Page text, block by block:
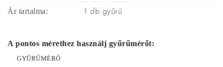
Ár tartalma: 1 db gyűrű
A pontos mérethez használj gyűrűmérőt:
GYŰRŰMÉRŐ